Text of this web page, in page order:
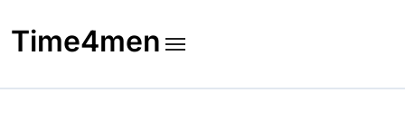
to
content
Time4men